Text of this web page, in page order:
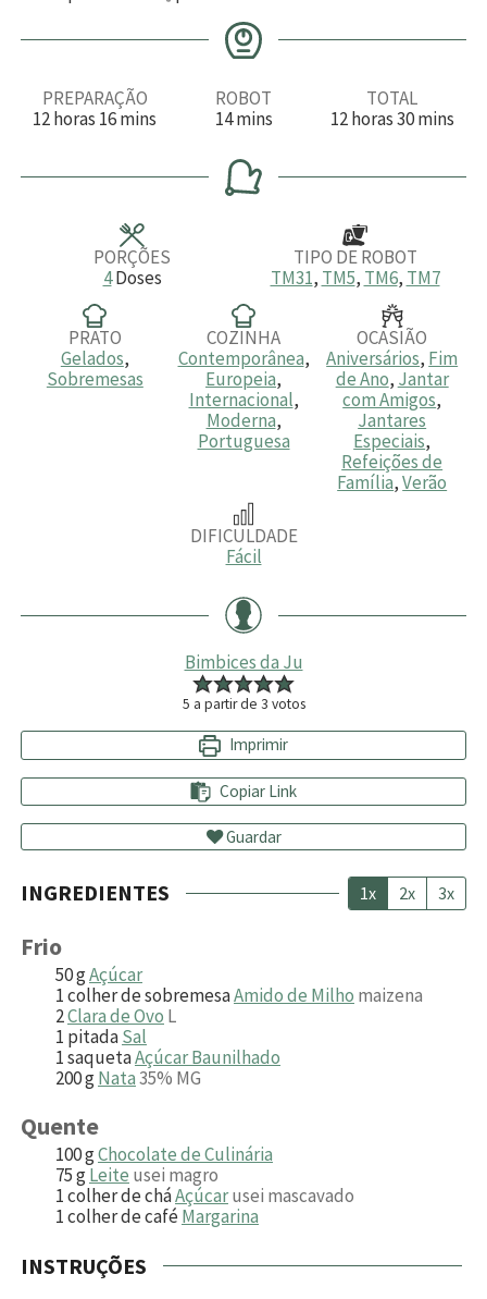
PREPARAÇÃO
12h
a
horas 16m
u
o
s
mins
ROBOT
14m
n
u
t
mins
TOTAL
12h
a
horas30m
u
mins
PORÇÕES
4 Doses
TIPO DE ROBOT
TM31, TM5, TM6, TM7
PRATO
Gelados,
Sobremesas
COZINHA
Contemporânea,
Europeia,
Internacional,
Moderna,
Portuguesa
OCASIÃO
Aniversários, Fim
de Ano, Jantar
com Amigos,
Jantares
Especiais,
Refeições de
Família,Verão
DIFICULDADE
Fácil
Bimbices da Ju
5 a partir de 3 votos
Imprimir
Copiar Link
Guardar
INGREDIENTES 1x 2x 3x
Frio
50gAçúcar
1colher de sobremesaAmido de Milho maizena
2Clara de Ovo L
1 pitadaSal
1saquetaAçúcar Baunilhado
200gNata35% MG
Quente
100gChocolate de Culinária
75gLeite usei magro
1colher de cháAçúcarusei mascavado
1colher de caféMargarina
INSTRUÇÕES